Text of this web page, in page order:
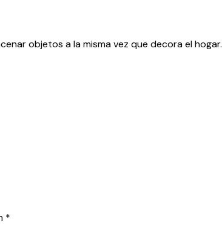
objetos a la misma vez que decora el hogar.
*